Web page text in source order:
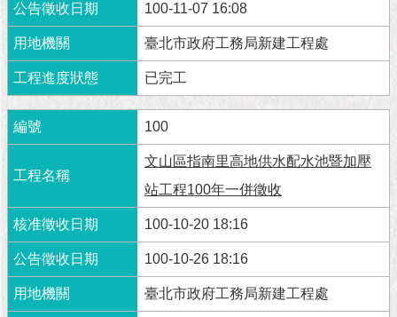
100-11-07 16:08
臺北市政府工務局新建工程處
已完工
100
文山區指南里高地供水配水池暨加壓
站工程100年一併徵收
100-10-20 18:16
100-10-26 18:16
臺北市政府工務局新建工程處